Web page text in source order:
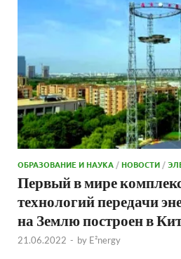
ОБРАЗОВАНИЕ И НАУКА /НОВОСТИ /
Первый в мире
технологий передачи
на Землю построен в
21.06.2022 - by E²nergy